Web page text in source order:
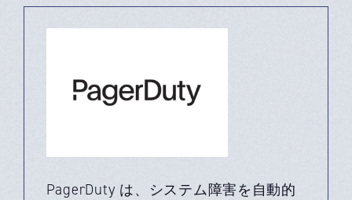
PagerDuty は、システム障害を自動的